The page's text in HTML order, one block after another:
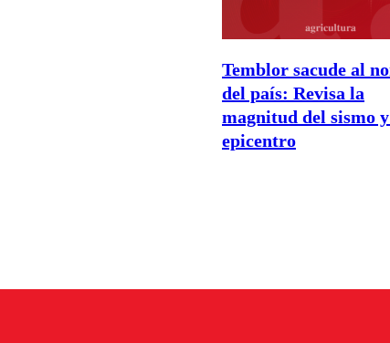
Temblor sacude al
del país: Revisa la
magnitud del sismo
epicentro